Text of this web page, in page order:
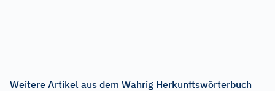
Weitere Artikel aus dem Wahrig Herkunftswörterbuch